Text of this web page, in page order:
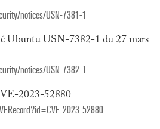
notices/USN-7381-1
Ubuntu USN-7382-1 du 27 mars
notices/USN-7382-1
2023-52880
2023-52880